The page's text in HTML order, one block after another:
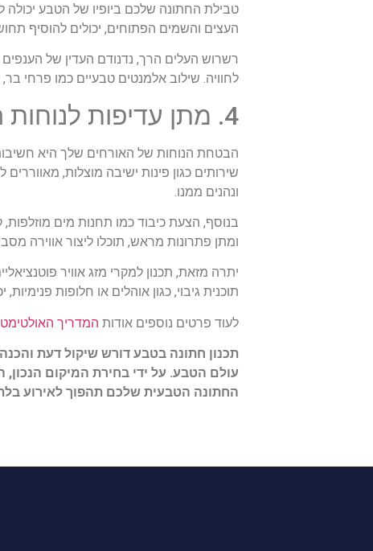
טבילת החתונה שלכם ביופיו של הטבע
העצים והשמים הפתוחים, יכולים להוסיף
רשרוש העלים הרך, נדנודם העדין של הענפים
לחוויה. שילוב אלמנטים טבעיים כמו פרחי
4. מתן עדיפות לנוחות האורחים: האם זה לא חיוני לחוויה בלתי נשכחת?
הבטחת הנוחות של האורחים שלך היא
שירותים כגון פינות ישיבה מוצלות,
ונהנים ממנו.
בנוסף, הצעת כיבוד כמו תחנות מים
ומתן פתרונות מראש, תוכלו ליצור אווירה
יתרה מזאת, תכנון למקרי מזג אוויר
תוכנית גיבוי, כגון אוהלים או חלופות
לעוד פרטים נוספים אודות המדריך
תכנון חתונה בטבע דורש שיקול דעת
עולם הטבע. על ידי בחירת המיקום
החתונה הטבעית שלכם תהפוך לאירוע